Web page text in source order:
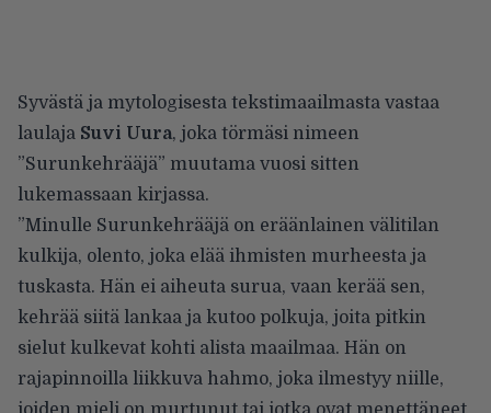
Syvästä ja mytologisesta tekstimaailmasta vastaa
laulaja Suvi Uura, joka törmäsi nimeen
”Surunkehrääjä” muutama vuosi sitten
lukemassaan kirjassa.
”Minulle Surunkehrääjä on eräänlainen välitilan
kulkija, olento, joka elää ihmisten murheesta ja
tuskasta. Hän ei aiheuta surua, vaan kerää sen,
kehrää siitä lankaa ja kutoo polkuja, joita pitkin
sielut kulkevat kohti alista maailmaa. Hän on
rajapinnoilla liikkuva hahmo, joka ilmestyy niille,